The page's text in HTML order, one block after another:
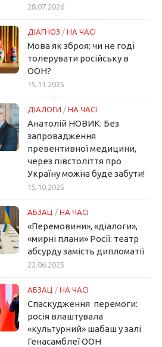
28.07.2026
ДІАГНОЗ / НА ЧАСІ
Мова як зброя: чи не годі
толерувати російську в
ООН?
15.11.2025
ДІАЛОГИ / НА ЧАСІ
Анатолій НОВИК: Без
запровадження
превентивної медицини,
через півстоліття про
Україну можна буде забути!
15.10.2025
АБЗАЦ / НА ЧАСІ
«Перемовини», «діалоги»,
«мирні плани» Росії: театр
абсурду замість дипломатії
22.06.2025
АБЗАЦ / НА ЧАСІ
Спаскудження перемоги:
росія влаштувала
«культурний» шабаш у залі
Генасамблеї ООН